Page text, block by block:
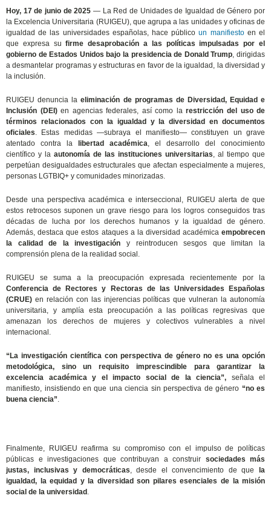
Hoy, 17 de junio de 2025 — La Red de Unidades de Igualdad de Género por
la Excelencia Universitaria (RUIGEU), que agrupa a las unidades y oficinas de
igualdad de las universidades españolas, hace públicoun manifiestoen el
que expresa sufirme desaprobación a las políticas impulsadas por el
gobierno de Estados Unidos bajo la presidencia de Donald Trump, dirigidas
a desmantelar programas y estructuras en favor de la igualdad, la diversidad y
la inclusión.
RUIGEU denuncia laeliminación de programas de Diversidad, Equidad e
Inclusión (DEI)en agencias federales, así como larestricción del uso de
términos relacionados con la igualdad y la diversidad en documentos
oficiales. Estas medidas —subraya el manifiesto— constituyen un grave
atentado contra la
libertad académica, el desarrollo del conocimiento
científico y laautonomía de las instituciones universitarias, al tiempo que
perpetúan desigualdades estructurales que afectan especialmente a mujeres,
personas LGTBIQ+ y comunidades minorizadas.
Desde una perspectiva académica e interseccional, RUIGEU alerta de que
estos retrocesos suponen un grave riesgo para los logros conseguidos tras
décadas de lucha por los derechos humanos y la igualdad de género.
Además, destaca que estos ataques a la diversidad académicaempobrecen
la calidad de la investigación y reintroducen sesgos que limitan la
comprensión plena de la realidad social.
RUIGEU se suma a la preocupación expresada recientemente por la
Conferencia de Rectores y Rectoras de las Universidades Españolas
(CRUE) en relación con las injerencias políticas que vulneran la autonomía
universitaria, y amplía esta preocupación a las políticas regresivas que
amenazan los derechos de mujeres y colectivos vulnerables a nivel
internacional.
“La investigación científica con perspectiva de género no es una opción
metodológica, sino un requisito imprescindible para garantizar la
excelencia académica y el impacto social de la ciencia”, señala el
manifiesto, insistiendo en que una ciencia sin perspectiva de género “no es
buena ciencia”.
Finalmente, RUIGEU reafirma su compromiso con el impulso de políticas
públicas e investigaciones que contribuyan a construir sociedades más
justas, inclusivas y democráticas, desde el convencimiento de quela
igualdad, la equidad y la diversidad son pilares esenciales de la misión
social de la universidad.